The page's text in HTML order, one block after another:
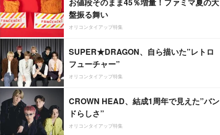
お値段そのまま45％増量！ファミマ夏の大
盤振る舞い
オリコンタイアップ特集
SUPER★DRAGON、自ら描いた”レトロ
フューチャー”
オリコンタイアップ特集
CROWN HEAD、結成1周年で見えた”バン
ドらしさ”
オリコンタイアップ特集